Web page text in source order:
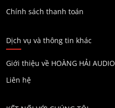
Chính sách thanh toán
Dịch vụ và thông tin khác
Giới thiệu về HOÀNG HẢI AUDIO
Liên hệ